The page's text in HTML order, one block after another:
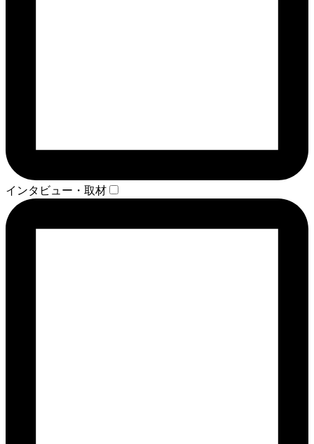
インタビュー・取材